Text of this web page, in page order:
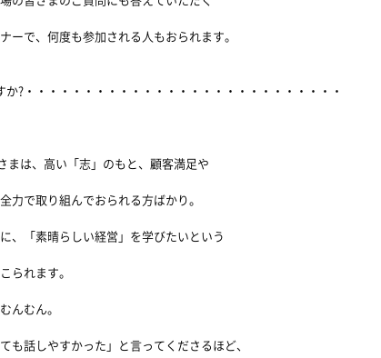
ーで、何度も参加される人もおられます。
か?・・・・・・・・・・・・・・・・・・・・・・・・・・・
まは、高い「志」のもと、顧客満足や
力で取り組んでおられる方ばかり。
、「素晴らしい経営」を学びたいという
られます。
んむん。
も話しやすかった」と言ってくださるほど、